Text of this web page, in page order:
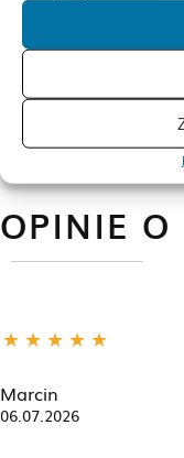
OPINIE O
Marcin
06.07.2026